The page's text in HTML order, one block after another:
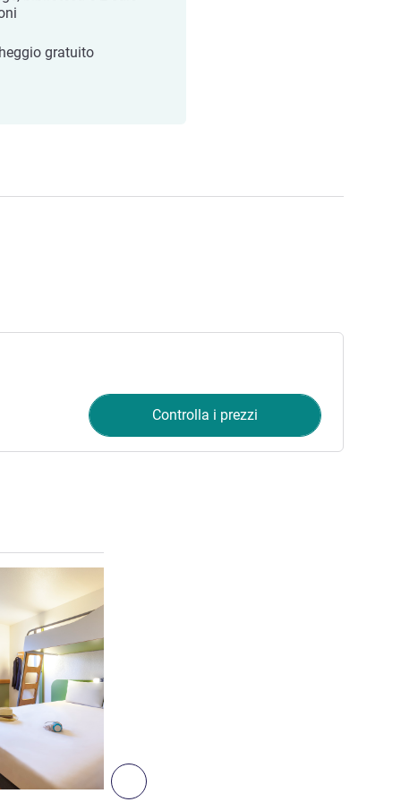
gratuito
Controlla i prezzi
Successivo - Camera